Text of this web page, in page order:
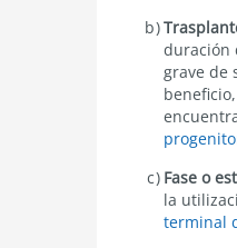
duración
grave de
Fase o
la
terminal